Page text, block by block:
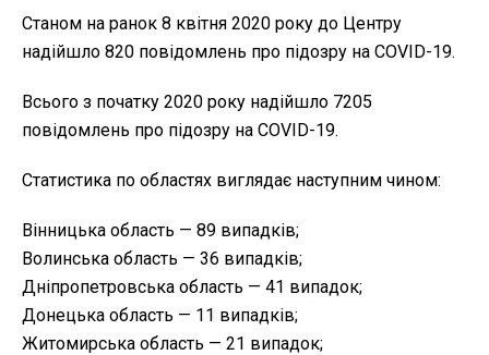
Станом на ранок 8 квітня 2020 року до Центру
надійшло 820 повідомлень про підозру на COVID-19.
Всього з початку 2020 року надійшло 7205
повідомлень про підозру на COVID-19.
Статистика по областях виглядає наступним чином:
Вінницька область — 89 випадків;
Волинська область — 36 випадків;
Дніпропетровська область — 41 випадок;
Донецька область — 11 випадків;
Житомирська область — 21 випадок;